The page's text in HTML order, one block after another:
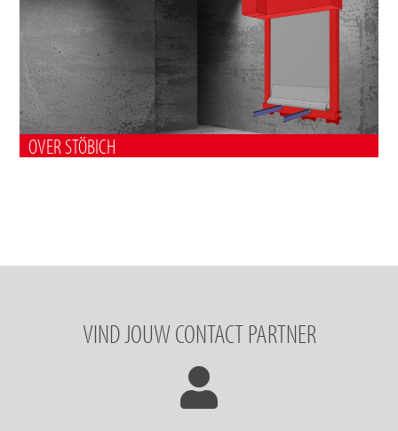
OVER STÖBICH
VIND JOUW CONTACT PARTNER